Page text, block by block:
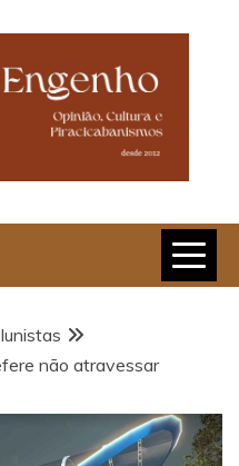
e
não atravessar